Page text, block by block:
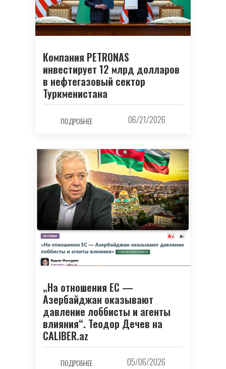
Компания PETRONAS
инвестирует 12 млрд долларов
в нефтегазовый сектор
Туркменистана
ПОДРОБНЕЕ 06/21/2026
„На отношения ЕС —
Азербайджан оказывают
давление лоббисты и агенты
влияния“. Теодор Дечев на
CALIBER.az
ПОДРОБНЕЕ 05/06/2026